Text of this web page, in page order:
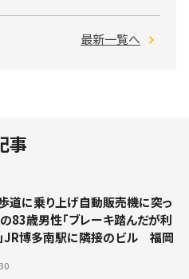
最新一覧へ
事
道に乗り上げ自動販売機に突っ
歳男性「ブレーキ踏んだが利
JR博多南駅に隣接のビル 福岡